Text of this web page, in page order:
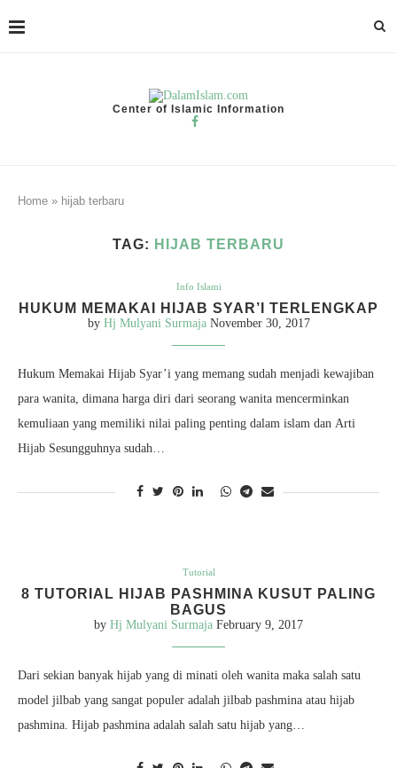
Center of Islamic Information
Home » hijab terbaru
TAG: HIJAB TERBARU
Info Islami
HUKUM MEMAKAI HIJAB SYAR’I TERLENGKAP
by Hj Mulyani Surmaja November 30, 2017
Hukum Memakai Hijab Syar’i yang memang sudah menjadi kewajiban
para wanita, dimana harga diri dari seorang wanita mencerminkan
kemuliaan yang memiliki nilai paling penting dalam islam dan Arti
Hijab Sesungguhnya sudah…
Tutorial
8 TUTORIAL HIJAB PASHMINA KUSUT PALING
BAGUS
by Hj Mulyani Surmaja February 9, 2017
Dari sekian banyak hijab yang di minati oleh wanita maka salah satu
model jilbab yang sangat populer adalah jilbab pashmina atau hijab
pashmina. Hijab pashmina adalah salah satu hijab yang…